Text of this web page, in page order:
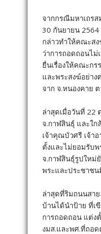
จากกรณีมหาเถร
30 กันยายน 2564
กล่าวทำให้คณะส
ว่าการถอดถอนไ
ยื่นเรื่องให้คณะก
และพระสงฆ์อย่า
จาก จ.หนองคาย
ล่าสุดเมื่อวันที่ 22
จ.กาฬสินธุ์ และใ
เจ้าคุณบัวศรี เจ้า
ตั้งและไม่ยอมรับ
จ.กาฬสินธุ์รูปใหม่
พระและประชาชน
ล่าสุดที่ริมถนนสา
บ้านได้นำป้าย ที่เ
การถอดถอน แต่ง
งมส.และพศ.ที่ถอ